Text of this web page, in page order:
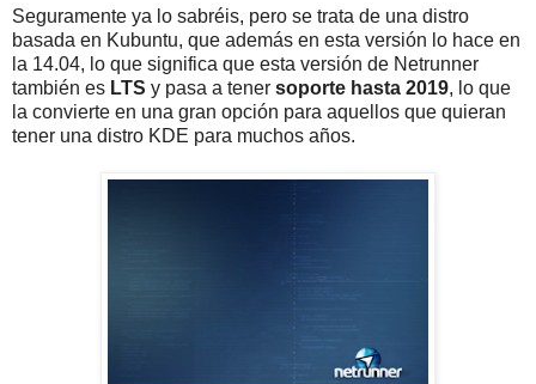
Seguramente ya lo sabréis, pero se trata de una distro
basada en Kubuntu, que además en esta versión lo hace en
la 14.04, lo que significa que esta versión de Netrunner
también es LTS y pasa a tener soporte hasta 2019, lo que
la convierte en una gran opción para aquellos que quieran
tener una distro KDE para muchos años.